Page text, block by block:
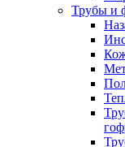
Трубы и